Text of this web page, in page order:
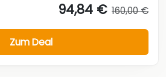
94,84 € 160,00 €
Zum Deal